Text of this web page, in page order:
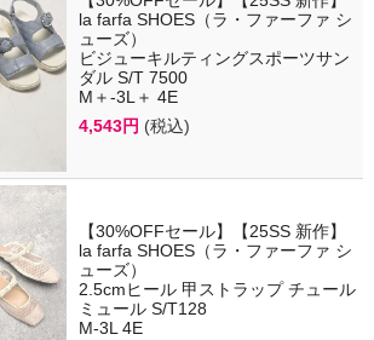
la farfa SHOES（ラ・ファーファ シ
ューズ）
ビジューキルティングスポーツサン
ダル S/T 7500
M＋-3L＋ 4E
4,543円 (税込)
【30%OFFセール】【25SS 新作】
la farfa SHOES（ラ・ファーファ シ
ューズ）
2.5cmヒール 甲ストラップ チュール
ミュール S/T128
M-3L 4E